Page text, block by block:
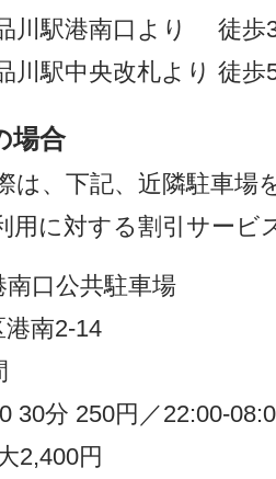
川駅港南口より 徒歩
駅中央改札より 徒歩
場合
は、下記、近隣駐車場
用に対する割引サービ
口公共駐車場
南2-14
30分 250円／22:00-
2,400円